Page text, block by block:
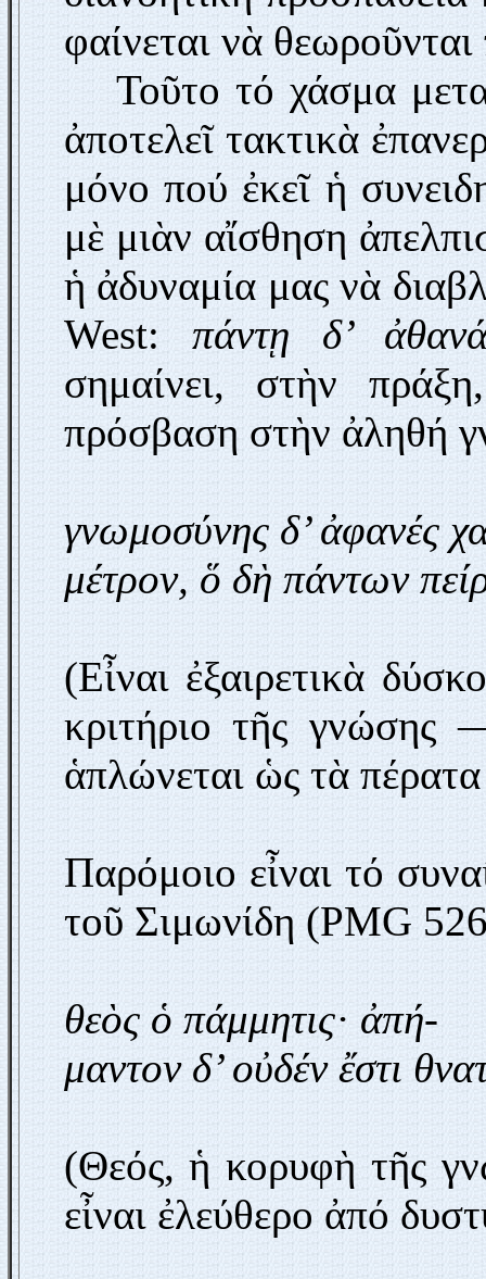
φαίνεται νὰ
Τοῦτο τό χάσμα
ἀποτελεῖ τακτικὰ
μόνο πού ἐκεῖ ἡ
μὲ μιὰν αἴσθηση
ἡ ἀδυναμία μας νὰ
West: πάντῃ δ’
σημαίνει, στὴν
πρόσβαση στὴν ἀληθή
γνωμοσύνης δ’ ἀφανές
μέτρον, ὅ δὴ πάντων
(Εἶναι ἐξαιρετικὰ
κριτήριο τῆς
ἁπλώνεται ὡς τὰ
Παρόμοιο εἶναι τό
τοῦ Σιμωνίδη (PMG
θεὸς ὁ πάμμητις· ἀπή-
μαντον δ’ οὐδέν ἔστι
(Θεός, ἡ κορυφὴ τῆς
εἶναι ἐλεύθερο ἀπό